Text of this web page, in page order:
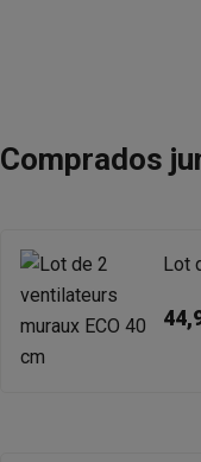
Comprados
Lot